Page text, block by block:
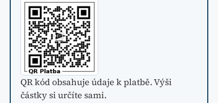
QR kód obsahuje údaje k platbě. Výši
částky si určíte sami.